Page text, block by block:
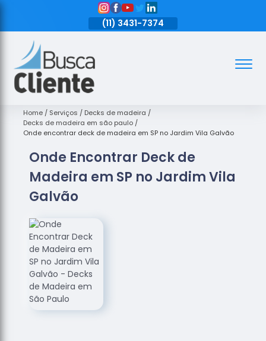
(11) 3431-7374
Assoalhos
de Madeira
Decks de
Empresas
de
Assoalhos
de Madeira
Loja de
Assoalhos
Raspagem
de
Assoalhos
Raspagem
Home Serviços
Decks de madeira
Decks de madeira em são paulo
Onde encontrar deck de madeira em SP no Jardim Vila Galvão
Onde Encontrar Deck de
Madeira em SP no Jardim Vila
Galvão